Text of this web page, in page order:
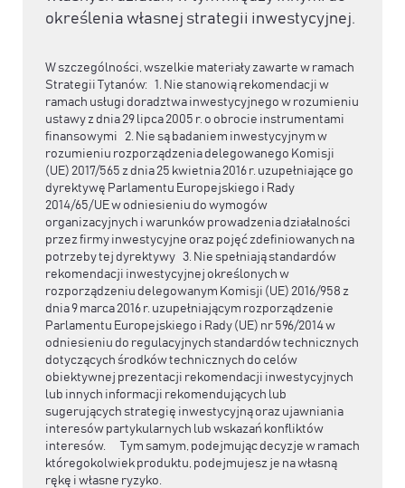
określenia własnej strategii inwestycyjnej.
W szczególności, wszelkie materiały zawarte w ramach
Strategii Tytanów: 1. Nie stanowią rekomendacji w
ramach usługi doradztwa inwestycyjnego w rozumieniu
ustawy z dnia 29 lipca 2005 r. o obrocie instrumentami
finansowymi 2. Nie są badaniem inwestycyjnym w
rozumieniu rozporządzenia delegowanego Komisji
(UE) 2017/565 z dnia 25 kwietnia 2016 r. uzupełniające go
dyrektywę Parlamentu Europejskiego i Rady
2014/65/UE w odniesieniu do wymogów
organizacyjnych i warunków prowadzenia działalności
przez firmy inwestycyjne oraz pojęć zdefiniowanych na
potrzeby tej dyrektywy 3. Nie spełniają standardów
rekomendacji inwestycyjnej określonych w
rozporządzeniu delegowanym Komisji (UE) 2016/958 z
dnia 9 marca 2016 r. uzupełniającym rozporządzenie
Parlamentu Europejskiego i Rady (UE) nr 596/2014 w
odniesieniu do regulacyjnych standardów technicznych
dotyczących środków technicznych do celów
obiektywnej prezentacji rekomendacji inwestycyjnych
lub innych informacji rekomendujących lub
sugerujących strategię inwestycyjną oraz ujawniania
interesów partykularnych lub wskazań konfliktów
interesów. Tym samym, podejmując decyzje w ramach
któregokolwiek produktu, podejmujesz je na własną
rękę i własne ryzyko.